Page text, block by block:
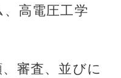
高電圧工学
審査、並びに